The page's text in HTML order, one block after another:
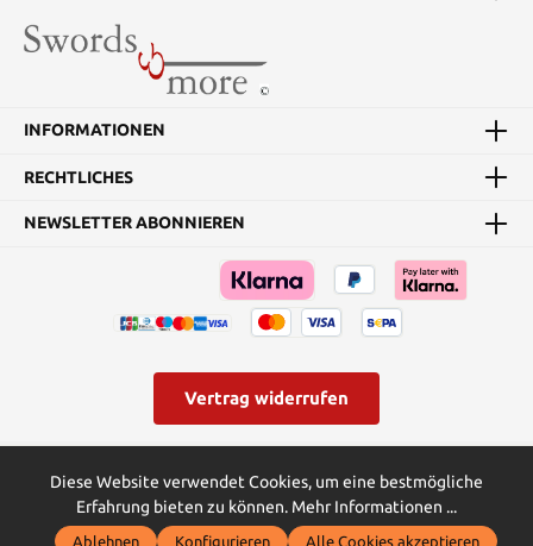
INFORMATIONEN
RECHTLICHES
NEWSLETTER ABONNIEREN
Vertrag widerrufen
ggf. Nachnahmegebühren, wenn nicht anders angegeben.
© Swords and more | Powered by Butterflies IT - die
Diese Website verwendet Cookies, um eine bestmögliche
Erfahrung bieten zu können. Mehr Informationen ...
Ablehnen Konfigurieren Alle Cookies akzeptieren